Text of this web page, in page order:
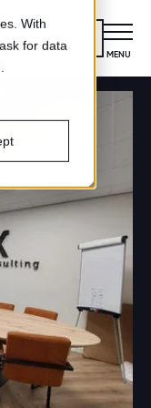
With
for data
Kennismaken
MENU
CLOSE
place to